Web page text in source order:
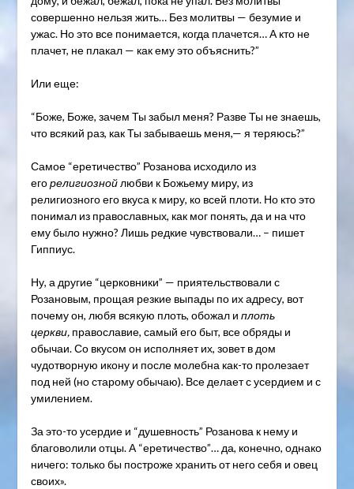
совершенно нельзя жить… Без молитвы — безумие и
ужас. Но это все понимается, когда плачется… А кто не
плачет, не плакал — как ему это объяснить?”
Или еще:
“Боже, Боже, зачем Ты забыл меня? Разве Ты не знаешь,
что всякий раз, как Ты забываешь меня,— я теряюсь?”
Самое “еретичество” Розанова исходило из
егорелигиознойлюбви к Божьему миру, из
религиозного его вкуса к миру, ко всей плоти. Но кто это
понимал из православных, как мог понять, да и на что
ему было нужно? Лишь редкие чувствовали… – пишет
Гиппиус.
Ну, а другие “церковники” — приятельствовали с
Розановым, прощая резкие выпады по их адресу, вот
почему он, любя всякую плоть, обожал и плоть
церкви,православие, самый его быт, все обряды и
обычаи. Со вкусом он исполняет их, зовет в дом
чудотворную икону и после молебна как-то пролезает
под ней (но старому обычаю). Все делает с усердием и с
умилением.
За это-то усердие и “душевность” Розанова к нему и
благоволили отцы. А “еретичество”… да, конечно, однако
ничего: только бы построже хранить от него себя и овец
своих».